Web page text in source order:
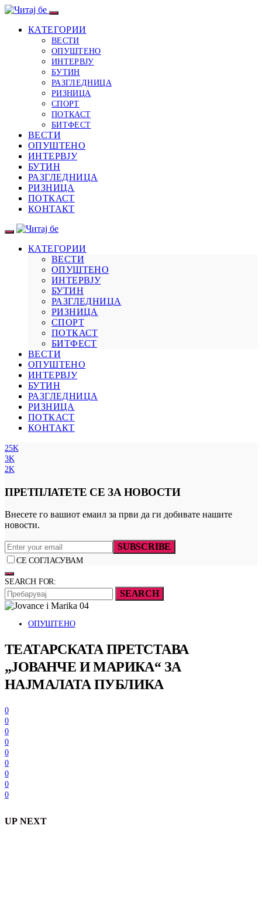
КАТЕГОРИИ
ВЕСТИ
ОПУШТЕНО
ИНТЕРВЈУ
БУТИН
РАЗГЛЕДНИЦА
РИЗНИЦА
СПОРТ
ПОТКАСТ
БИТФЕСТ
ВЕСТИ
ОПУШТЕНО
ИНТЕРВЈУ
БУТИН
РАЗГЛЕДНИЦА
РИЗНИЦА
ПОТКАСТ
КОНТАКТ
КАТЕГОРИИ
ВЕСТИ
ОПУШТЕНО
ИНТЕРВЈУ
БУТИН
РАЗГЛЕДНИЦА
РИЗНИЦА
СПОРТ
ПОТКАСТ
БИТФЕСТ
ВЕСТИ
ОПУШТЕНО
ИНТЕРВЈУ
БУТИН
РАЗГЛЕДНИЦА
РИЗНИЦА
ПОТКАСТ
КОНТАКТ
25K
3K
2K
ПРЕТПЛАТЕТЕ СЕ ЗА НОВОСТИ
Внесете го вашиот емаил за први да ги добивате нашите
новости.
SUBSCRIBE
СЕ СОГЛАСУВАМ
SEARCH FOR:
SEARCH
ОПУШТЕНО
ТЕАТАРСКАТА ПРЕТСТАВА
„ЈОВАНЧЕ И МАРИКА“ ЗА
НАЈМАЛАТА ПУБЛИКА
0
0
0
0
0
0
0
0
0
UP NEXT